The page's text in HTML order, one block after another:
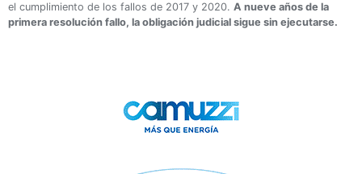
el cumplimiento de los fallos de 2017 y 2020. A nueve años de la
primera resolución fallo, la obligación judicial sigue sin ejecutarse.